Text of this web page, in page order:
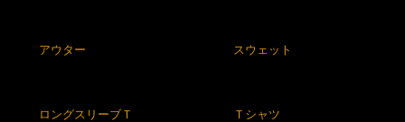
アウター スウェット
ロングスリーブＴ Ｔシャツ